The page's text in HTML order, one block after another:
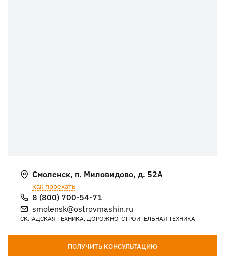
Смоленск, п. Миловидово, д. 52А
как проехать
8 (800) 700-54-71
smolensk@ostrovmashin.ru
СКЛАДСКАЯ ТЕХНИКА, ДОРОЖНО-СТРОИТЕЛЬНАЯ ТЕХНИКА
ПОЛУЧИТЬ КОНСУЛЬТАЦИЮ